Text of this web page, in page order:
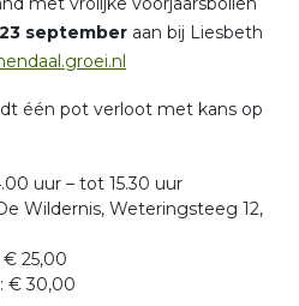
september aan bij Liesbeth
één pot verloot met kans op
– tot 15.30 uur
Weteringsteeg 12,
25,00
€ 30,00